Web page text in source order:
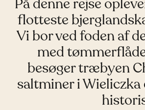
På denne rejse
flotteste
Vi bor ved foden af
med
besøger træbyen
saltminer i Wieliczka